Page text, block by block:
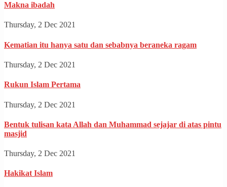
Makna ibadah
Thursday, 2 Dec 2021
Kematian itu hanya satu dan sebabnya beraneka ragam
Thursday, 2 Dec 2021
Rukun Islam Pertama
Thursday, 2 Dec 2021
Bentuk tulisan kata Allah dan Muhammad sejajar di atas pintu
masjid
Thursday, 2 Dec 2021
Hakikat Islam